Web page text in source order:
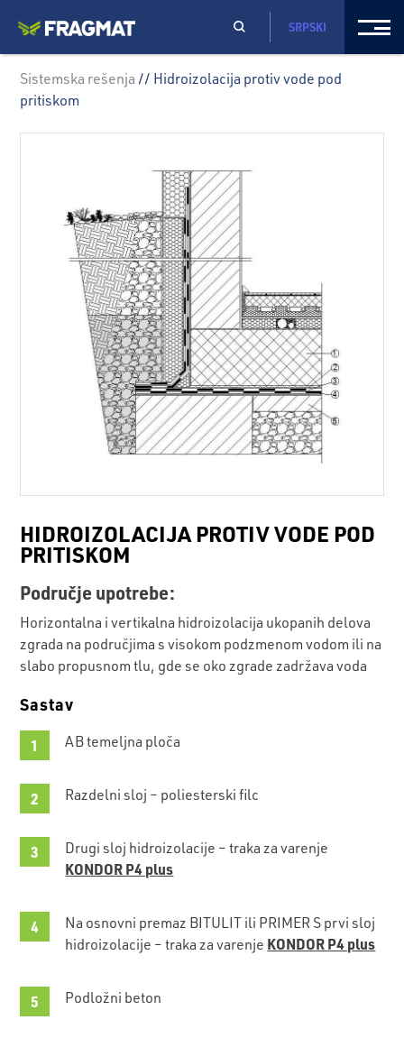
SRPSKI
Sistemska rešenja // Hidroizolacija protiv vode pod
pritiskom
HIDROIZOLACIJA PROTIV VODE POD
PRITISKOM
Područje upotrebe:
Horizontalna i vertikalna hidroizolacija ukopanih delova
zgrada na područjima s visokom podzmenom vodom ili na
slabo propusnom tlu, gde se oko zgrade zadržava voda
Sastav
AB temeljna ploča
Razdelni sloj – poliesterski filc
Drugi sloj hidroizolacije – traka za varenje
KONDOR P4 plus
Na osnovni premaz BITULIT ili PRIMER S prvi sloj
hidroizolacije – traka za varenje KONDOR P4 plus
Podložni beton